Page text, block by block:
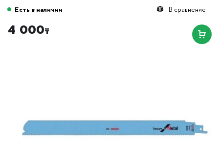
В сравнение
Есть в наличии
4 000₸